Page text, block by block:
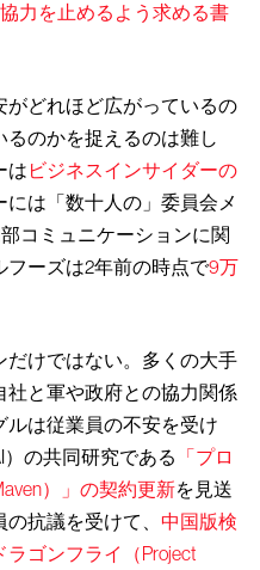
力を止めるよう求める書
がどれほど広がっているの
のかを捉えるのは難し
は ビジネスインサイダーの
には「数十人の」委員会メ
コミュニケーションに関
フーズは2年前の時点で9万
けではない。多くの大手
社と軍や政府との協力関係
ルは従業員の不安を受け
の共同研究である
「プロ
）」の契約更新を見送
の抗議を受けて、中国版検
ゴンフライ（Project